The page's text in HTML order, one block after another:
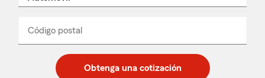
desplegable
Código postal
de
de
_____
Obtenga una cotización